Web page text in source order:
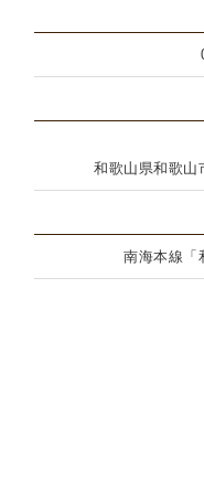
和歌山県和歌山
南海本線「